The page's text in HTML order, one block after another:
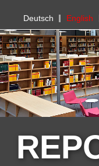
PHBern
Deutsch English